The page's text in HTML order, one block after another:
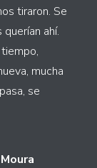
tiraron. Se
ahí.
mucha
se